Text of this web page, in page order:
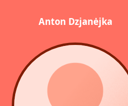
Anton Dzjanėjka